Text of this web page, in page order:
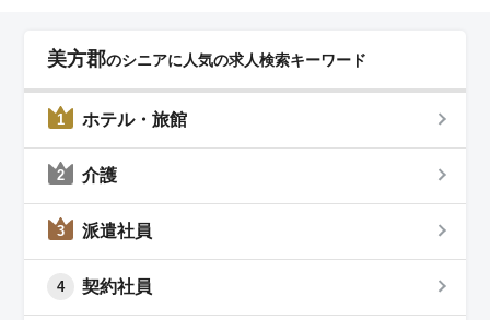
美方郡のシニアに人気の求人検索キーワード
1 ホテル・旅館
2 介護
3 派遣社員
4 契約社員